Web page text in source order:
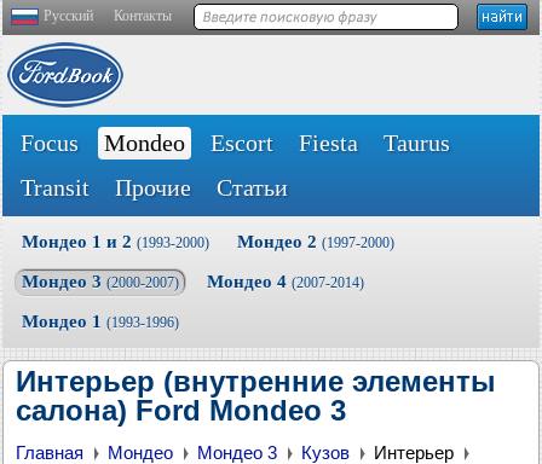
Русский Контакты
Focus Mondeo Escort Fiesta
Taurus
Transit
Прочие Статьи
Мондео 1 и 2 (1993-2000) Мондео 2 (1997-2000)
Мондео 3 (2000-2007) Мондео 4 (2007-2014)
Мондео 1 (1993-1996)
Интерьер (внутренние элементы
салона) Ford Mondeo 3
Главная Мондео Мондео 3 Кузов Интерьер